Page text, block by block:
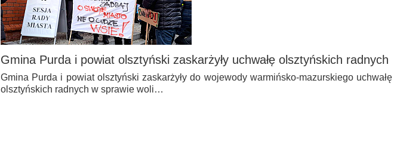
Gmina Purda i powiat olsztyński zaskarżyły uchwałę olsztyńskich radnych
Gmina Purda i powiat olsztyński zaskarżyły do wojewody warmińsko-mazurskiego uchwałę
olsztyńskich radnych w sprawie woli…